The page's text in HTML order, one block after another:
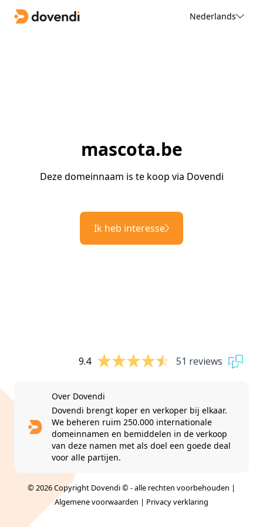
Nederlands
mascota.be
Deze domeinnaam is te koop via Dovendi
Ik heb interesse
9.4 51 reviews
Over Dovendi
Dovendi brengt koper en verkoper bij elkaar.
We beheren ruim 250.000 internationale
domeinnamen en bemiddelen in de verkoop
van deze namen met als doel een goede deal
voor alle partijen.
© 2026 Copyright Dovendi © - alle rechten voorbehouden |
Algemene voorwaarden | Privacy verklaring